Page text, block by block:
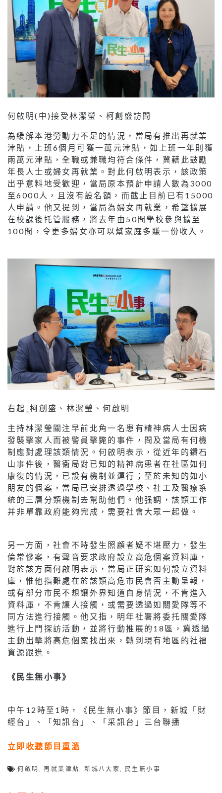
何啟明(中)接受林潔瑩、柯創盛訪問
為緩解本港勞動力不足的情況，當局有推出再就業
津貼，上班6個月可獲一萬元津貼，如上班一年則獲
兩萬元津貼，全職或兼職均符合條件，冀藉此鼓勵
年長人士或婦女再就業。對此何啟明表示，該政策
出乎意料地受歡迎，當局原本預計申請人數為3000
至6000人，且沒有設名額，而截止目前已有15000
人申請。他又提到，當局為婦女再就業，希望擴展
在校課後托管服務，將去年由50間學校參與擴至
100間，令更多婦女亦可以幫家庭多賺一份收入。
右起_柯創盛、林潔瑩、何啟明
主持林潔瑩關注早前北角一名患有精神病人士因病
發襲擊家人而被警員擊斃的事件，問及當局有何機
制應對處理該類情況。何啟明表示，從近年的鑽石
山事件後，醫衞局對已知的精神病患者在社區如何
康復的情況，已設有機制並運行；至於未知的如小
朋友的個案，當局已安排透過學校、社工及醫療系
統的三層分類機制去幫助他們。他强調，該類工作
并非單靠政府能夠完成，需要社會大眾一起做。
另一方面，社會不時發生照顧者疑不堪壓力，發生
倫常慘案，有聲音要求政府設立高危個案資料庫，
對於該方面何啟明表示，當局正研究如何設立資料
庫，惟他指難處在於該類高危市民會否主動呈報，
或有部分市民不想讓外界知道自身情況，不肯進入
資料庫，不肯讓人接觸，或需要透過如關愛隊等不
同方法進行接觸。他又指，明年社署將委托關愛隊
進行上門探訪活動，並將行動推展的18區，冀透過
主動出擊將高危個案找出來，轉到現有地區的社福
資源跟進。
《民生無小事》
中午12時至1時，《民生無小事》節目，新城「財
經台」、「知訊台」、「采訊台」三台聯播
立即收聽節目重溫
何啟明 ,再就業津貼,新城八大家, 民生無小事